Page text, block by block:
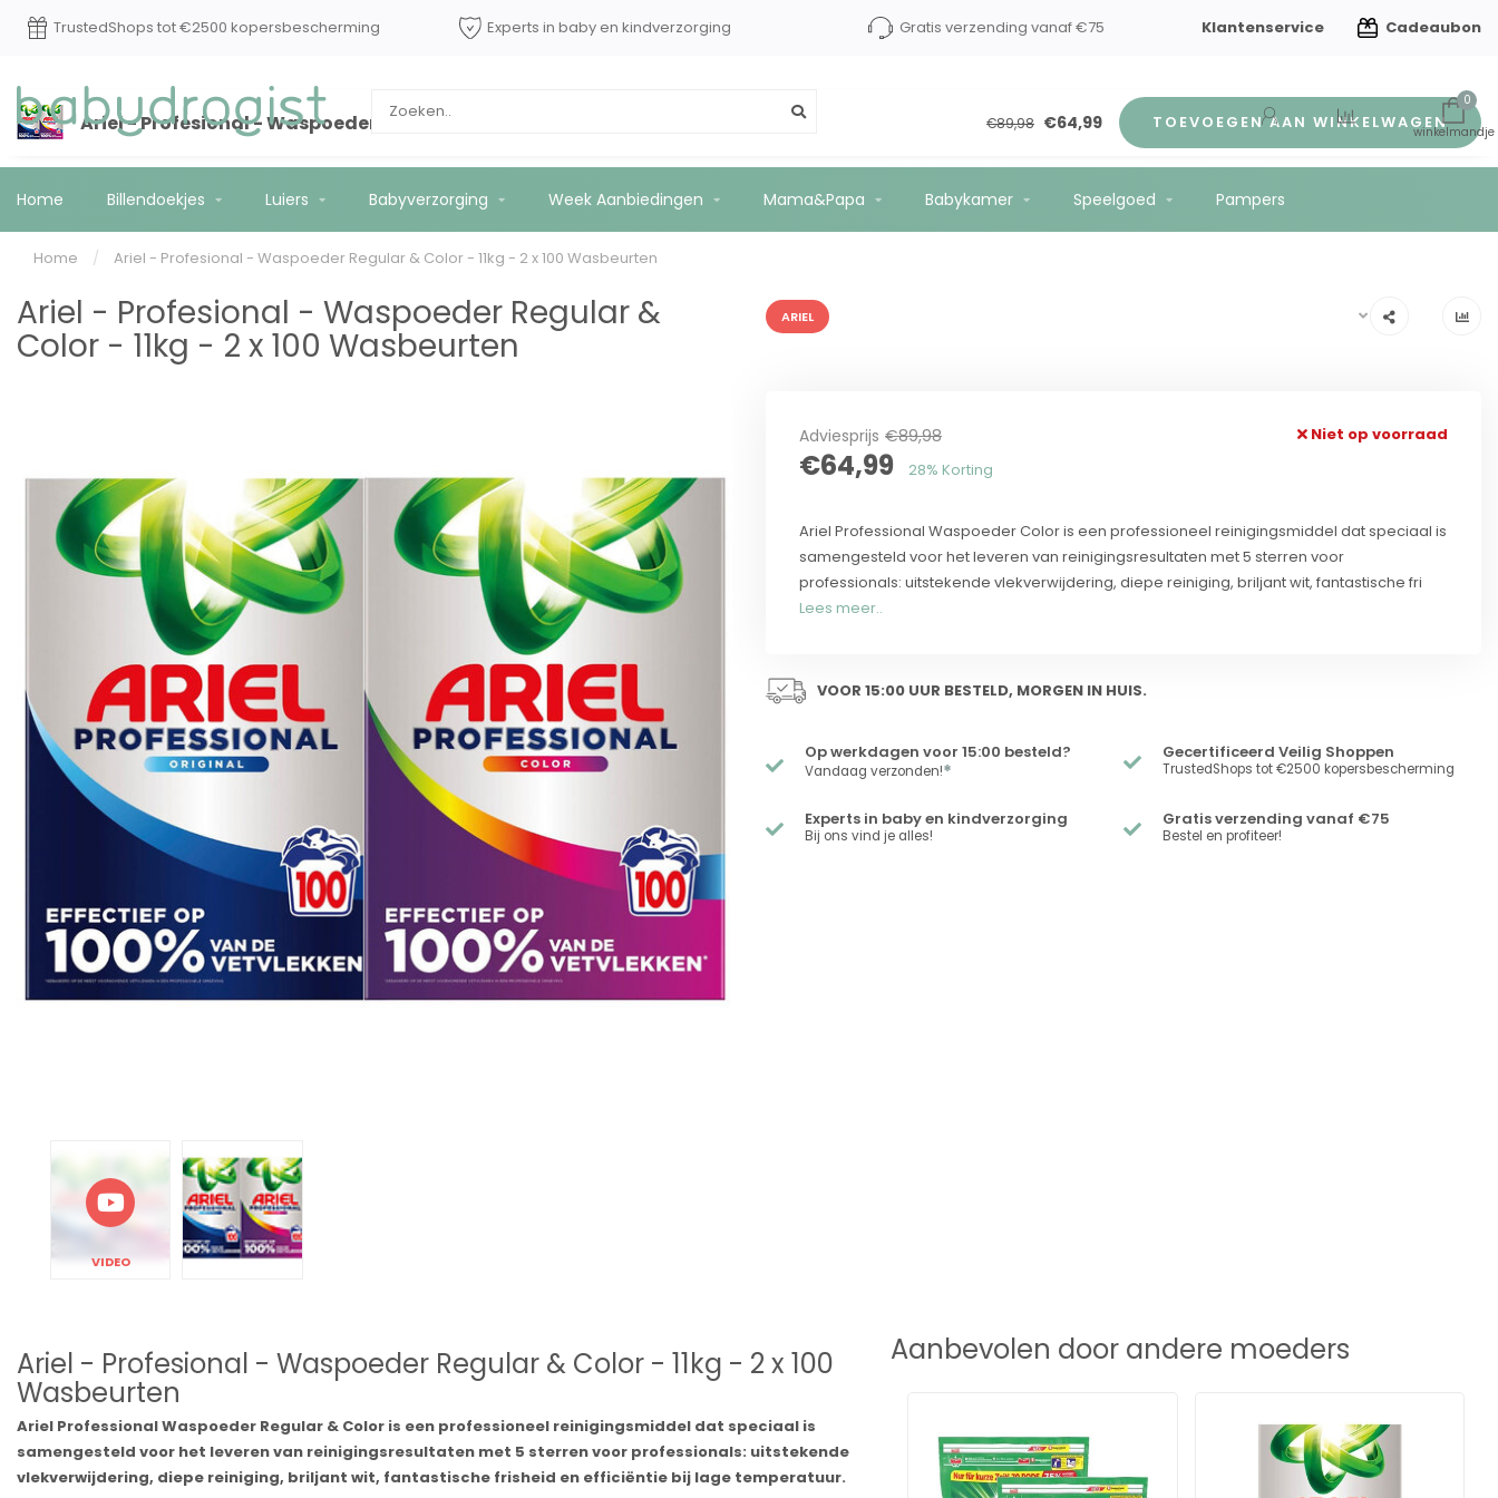
TrustedShops tot €2500 kopersbescherming Experts in baby en kindverzorging Gratis verzending vanaf €75 Klantenservice Cadeaubon
0
Home Billendoekjes Luiers Babyverzorging Week Aanbiedingen Mama&Papa Babykamer Speelgoed Pampers
Home / Ariel - Profesional - Waspoeder Regular & Color - 11kg - 2 x 100 Wasbeurten
Ariel - Profesional - Waspoeder Regular & Color - 11kg - 2 x 100 Wasbeurten €89,98 €64,99 TOEVOEGEN AAN WINKELWAGEN
Ariel - Profesional - Waspoeder Regular &
Color - 11kg - 2 x 100 Wasbeurten
ARIEL
VIDEO
Adviesprijs €89,98
€64,99 28% Korting
Niet op voorraad
Ariel Professional Waspoeder Color is een professioneel reinigingsmiddel dat speciaal is
samengesteld voor het leveren van reinigingsresultaten met 5 sterren voor
professionals: uitstekende vlekverwijdering, diepe reiniging, briljant wit, fantastische fri
Lees meer..
VOOR 15:00 UUR BESTELD, MORGEN IN HUIS.
Op werkdagen voor 15:00 besteld?
Vandaag verzonden!*
Gecertificeerd Veilig Shoppen
TrustedShops tot €2500 kopersbescherming
Experts in baby en kindverzorging
Bij ons vind je alles!
Gratis verzending vanaf €75
Bestel en profiteer!
Ariel - Profesional - Waspoeder Regular & Color - 11kg - 2 x 100
Wasbeurten
Ariel Professional Waspoeder Regular & Color is een professioneel reinigingsmiddel dat speciaal is
samengesteld voor het leveren van reinigingsresultaten met 5 sterren voor professionals: uitstekende
vlekverwijdering, diepe reiniging, briljant wit, fantastische frisheid en efficiëntie bij lage temperatuur.
Aanbevolen door andere moeders